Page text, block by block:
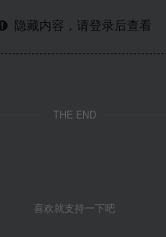
隐藏内容，请登录后查看
THE END
喜欢就支持一下吧